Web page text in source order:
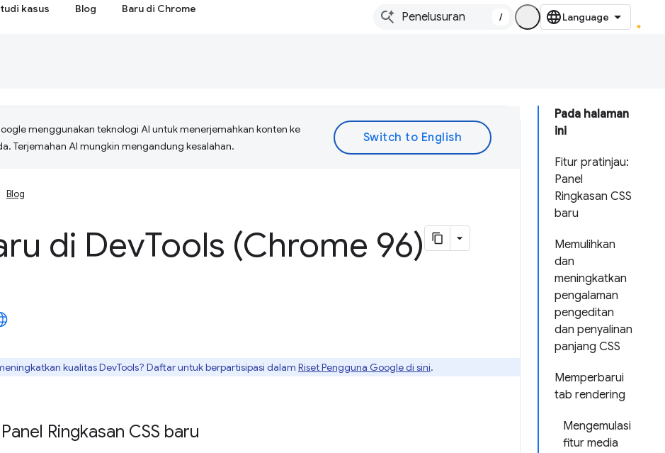
kasus Blog Baru di Chrome
/
Pada halaman
ini
Fitur pratinjau:
Panel
Ringkasan CSS
baru
Memulihkan
dan
meningkatkan
pengalaman
pengeditan
dan penyalinan
panjang CSS
Memperbarui
tab rendering
Mengemulasi
fitur media
menggunakan teknologi AI untuk menerjemahkan konten ke
Terjemahan AI mungkin mengandung kesalahan.
Blog
di DevTools (Chrome 96)
kualitas DevTools? Daftar untuk berpartisipasi dalam Riset Pengguna Google di sini.
Ringkasan CSS baru